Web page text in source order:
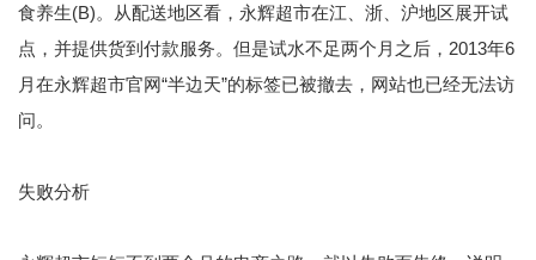
食养生(B)。从配送地区看，永辉超市在江、浙、沪地区展开试
点，并提供货到付款服务。但是试水不足两个月之后，2013年6
月在永辉超市官网“半边天”的标签已被撤去，网站也已经无法访
问。
失败分析